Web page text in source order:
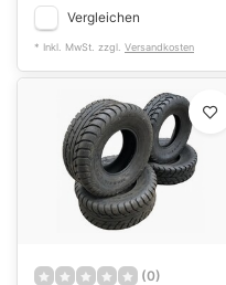
Vergleichen
* Inkl. MwSt. zzgl. Versandkosten
(0)